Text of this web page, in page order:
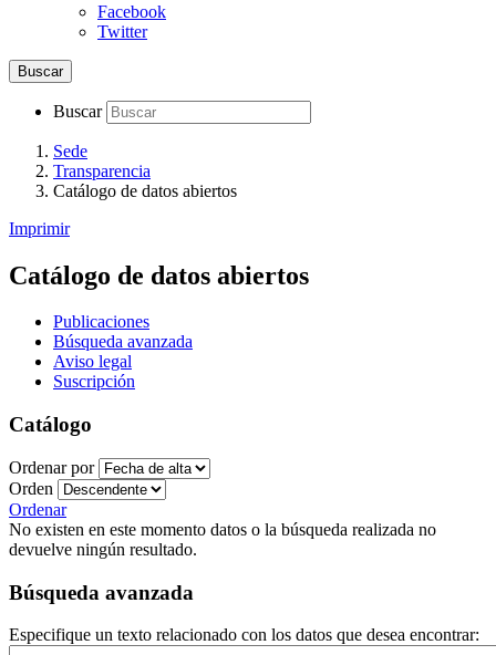
Facebook
Twitter
Buscar
Buscar
Sede
Transparencia
Catálogo de datos abiertos
Imprimir
Catálogo de datos abiertos
Publicaciones
Búsqueda avanzada
Aviso legal
Suscripción
Catálogo
Ordenar por
Orden
Ordenar
No existen en este momento datos o la búsqueda realizada no
devuelve ningún resultado.
Búsqueda avanzada
Especifique un texto relacionado con los datos que desea encontrar: